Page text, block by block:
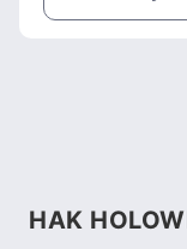
HAK